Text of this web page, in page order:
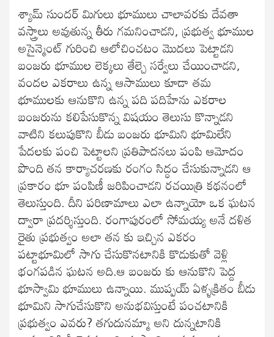
శ్యామ్ సుందర్ మిగులు భూములు చాలావరకు దేవతా
వస్త్రాలు అవుతున్న తీరు గమనించాడని, ప్రభుత్వ భూముల
అసైన్మెంట్ గురించి ఆలోచించటం మొదలు పెట్టాడని
బంజరు భూముల లెక్కలు తేల్చె సర్వేలు చేయించాడని,
వందల ఎకరాలు ఉన్న ఆసాములు కూడా తమ
భూములకు ఆనుకొని ఉన్న పది పదిహేను ఎకరాల
బంజరును కలిపేసుకొన్న విషయం తెలుసు కొన్నాడని
వాటిని కలుపుకొని బీడు బంజరు భూమిని భూమిలేని
పేదలకు పంచి పెట్టాలని ప్రతిపాదనలు పంపి ఆమోదం
పొంది తన కార్యాచరణకు రంగం సిద్ధం చేసుకున్నాడని ఆ
ప్రకారం భూ పంపిణీ జరిపించాడని రచయిత్రి కథనంలో
తెలుస్తుంది. దీని పరిణామాలు ఎలా ఉన్నాయో ఒక ఘటన
ద్వారా ప్రదర్శిస్తుంది. రంగాపురంలో సోమయ్య అనే దళిత
రైతు ప్రభుత్వం అలా తన కు ఇచ్చిన ఎకరం
పట్టాభూమిలో సాగు చేసుకొనటానికి కొడుకుతో వెళ్లి
భంగపడిన ఘటన అది.ఆ బంజరు కు ఆనుకొని పెద్ద
భూస్వామి భూములు ఉన్నాయి. ముప్పయ్ ఏళ్ళక్రితం బీడు
భూమిని సాగుచేసుకొని అనుభవిస్తుంటే పంచటానికి
ప్రభుత్వం ఎవరు? తగుదునమ్మా అని దున్నటానికి